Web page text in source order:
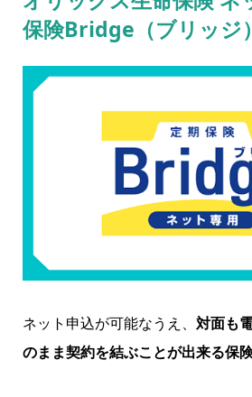
保険Bridge（ブリッジ）
ネット申込が可能なうえ、 対面も
のまま契約を結ぶことが出来る保